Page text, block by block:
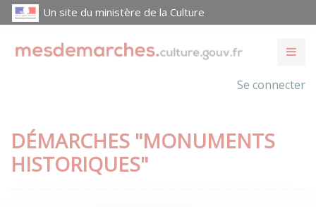
Un site du ministère de la Culture
Se connecter
DÉMARCHES "MONUMENTS
HISTORIQUES"